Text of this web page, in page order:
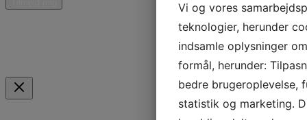
* Jeg giver samtykke til, at Curant Teknik ApS må kontakte mig med nyheder,
informationer og tilbud vedrørende produkter og ydelser pr. e-mail.
Vi og vores
teknologier, herunder
indsamle oplysninger
formål, herunder:
bedre brugeroplevelse,
statistik og marketing.